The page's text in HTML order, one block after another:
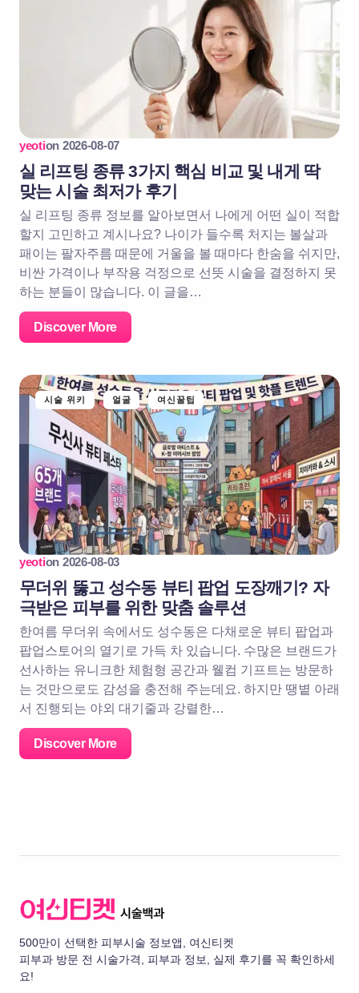
yeotion 2026-08-07
실 리프팅 종류 3가지 핵심 비교 및 내게 딱
맞는 시술 최저가 후기
실 리프팅 종류 정보를 알아보면서 나에게 어떤 실이 적합
할지 고민하고 계시나요? 나이가 들수록 처지는 볼살과
패이는 팔자주름 때문에 거울을 볼 때마다 한숨을 쉬지만,
비싼 가격이나 부작용 걱정으로 선뜻 시술을 결정하지 못
하는 분들이 많습니다. 이 글을…
Discover More
시술 위키 얼굴 여신꿀팁
yeotion 2026-08-03
무더위 뚫고 성수동 뷰티 팝업 도장깨기? 자
극받은 피부를 위한 맞춤 솔루션
한여름 무더위 속에서도 성수동은 다채로운 뷰티 팝업과
팝업스토어의 열기로 가득 차 있습니다. 수많은 브랜드가
선사하는 유니크한 체험형 공간과 웰컴 기프트는 방문하
는 것만으로도 감성을 충전해 주는데요. 하지만 땡볕 아래
서 진행되는 야외 대기줄과 강렬한…
Discover More
500만이 선택한 피부시술 정보앱, 여신티켓
피부과 방문 전 시술가격, 피부과 정보, 실제 후기를 꼭 확인하세
요!